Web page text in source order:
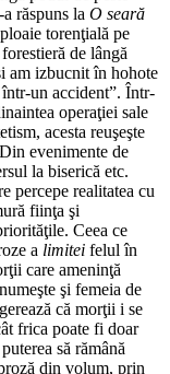
răspuns la O seară
torenţială pe
de lângă
am izbucnit în hohote
un accident”. Într-
operaţiei sale
acesta reuşeşte
evenimente de
la biserică etc.
percepe realitatea cu
fiinţa şi
Ceea ce
a limitei felul în
care ameninţă
şi femeia de
că morţii i se
frica poate fi doar
să rămână
din volum, prin